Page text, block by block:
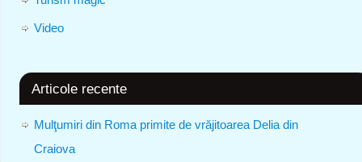
Video
Articole recente
Mulţumiri din Roma primite de vrăjitoarea Delia din
Craiova